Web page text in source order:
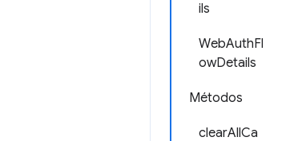
ils
WebAuthFl
owDetails
Métodos
clearAllCa